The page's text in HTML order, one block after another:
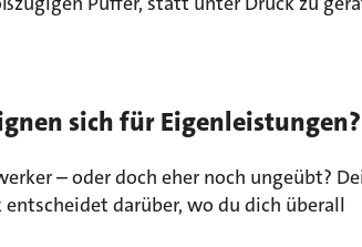
sich für Eigenleistungen?
– oder doch eher noch ungeübt?
darüber, wo du dich überall